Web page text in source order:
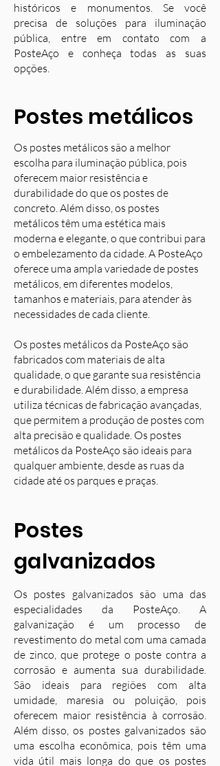
históricos e monumentos. Se você
precisa de soluções para iluminação
pública, entre em contato com a
PosteAço e conheça todas as suas
opções.
Postes metálicos
Os postes metálicos são a melhor
escolha para iluminação pública, pois
oferecem maior resistência e
durabilidade do que os postes de
concreto. Além disso, os postes
metálicos têm uma estética mais
moderna e elegante, o que contribui para
o embelezamento da cidade. A PosteAço
oferece uma ampla variedade de postes
metálicos, em diferentes modelos,
tamanhos e materiais, para atender às
necessidades de cada cliente.
Os postes metálicos da PosteAço são
fabricados com materiais de alta
qualidade, o que garante sua resistência
e durabilidade. Além disso, a empresa
utiliza técnicas de fabricação avançadas,
que permitem a produção de postes com
alta precisão e qualidade. Os postes
metálicos da PosteAço são ideais para
qualquer ambiente, desde as ruas da
cidade até os parques e praças.
Postes
galvanizados
Os postes galvanizados são uma das
especialidades da PosteAço. A
galvanização é um processo de
revestimento do metal com uma camada
de zinco, que protege o poste contra a
corrosão e aumenta sua durabilidade.
São ideais para regiões com alta
umidade, maresia ou poluição, pois
oferecem maior resistência à corrosão.
Além disso, os postes galvanizados são
uma escolha econômica, pois têm uma
vida útil mais longa do que os postes